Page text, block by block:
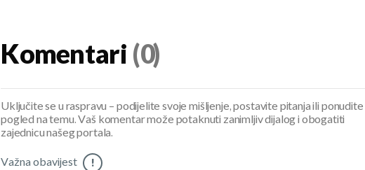
Komentari (0)
Uključite se u raspravu – podijelite svoje mišljenje, postavite pitanja ili ponudite
pogled na temu. Vaš komentar može potaknuti zanimljiv dijalog i obogatiti
zajednicu našeg portala.
Važna obavijest !